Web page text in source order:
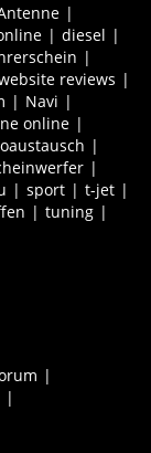
diesel
reviews
Navi
online
sport
t-jet
tuning